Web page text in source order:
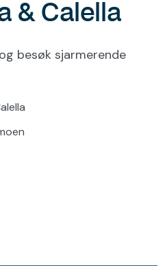
& Calella
besøk sjarmerende